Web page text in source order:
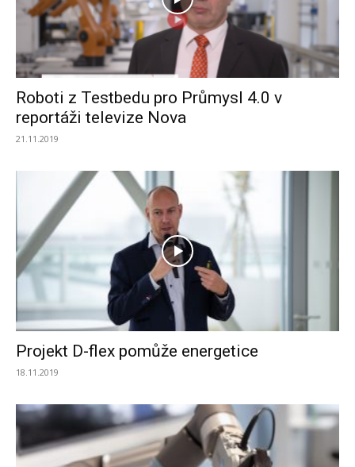
Roboti z Testbedu pro Průmysl 4.0 v
reportáži televize Nova
21.11.2019
Projekt D-flex pomůže energetice
18.11.2019